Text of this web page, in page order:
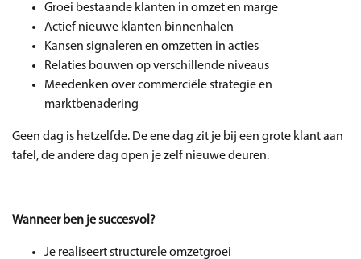
Groei bestaande klanten in omzet en marge
Actief nieuwe klanten binnenhalen
Kansen signaleren en omzetten in acties
Relaties bouwen op verschillende niveaus
Meedenken over commerciële strategie en
marktbenadering
Geen dag is hetzelfde. De ene dag zit je bij een grote klant aan
tafel, de andere dag open je zelf nieuwe deuren.
Wanneer ben je succesvol?
Je realiseert structurele omzetgroei